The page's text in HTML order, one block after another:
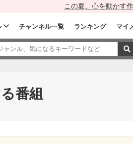
この夏、心を動かす
チャンネル一覧 ランキング マイ
番組